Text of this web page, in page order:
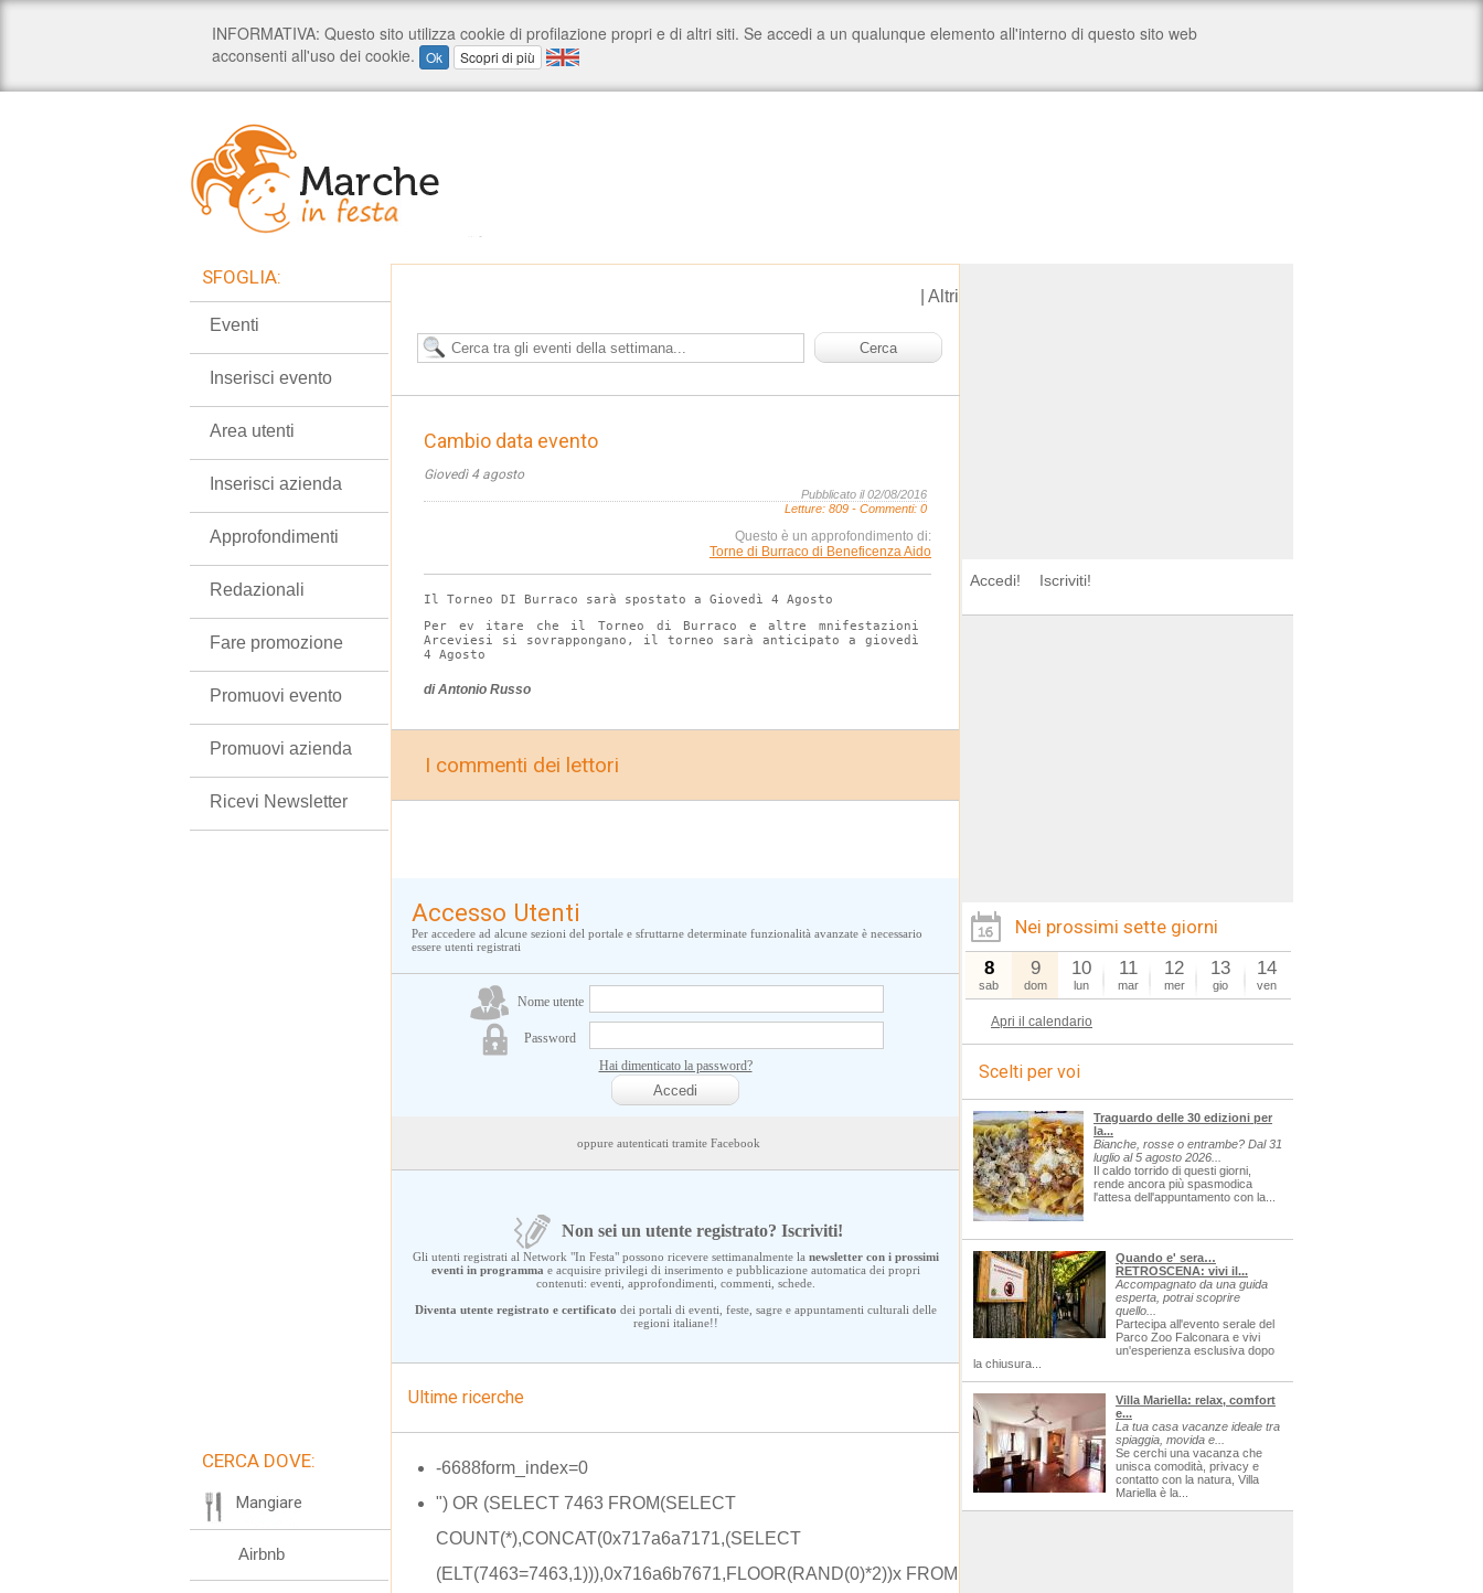
Altri
Cambio data evento
Giovedì 4 agosto
Pubblicato il 02/08/2016
Letture: 809 - Commenti: 0
Questo è un approfondimento di:
Torne di Burraco di Beneficenza Aido
Il Torneo DI Burraco sarà spostato a Giovedì 4 Agosto
Per ev itare che il Torneo di Burraco e altre mnifestazioni
Arceviesi si sovrappongano, il torneo sarà anticipato a giovedì
4 Agosto
di Antonio Russo
I commenti dei lettori
Accesso Utenti
Per accedere ad alcune sezioni del portale e sfruttarne determinate funzionalità avanzate è necessario
essere utenti registrati
Nome utente
Password
Hai dimenticato la password?
oppure autenticati tramite Facebook
Non sei un utente registrato? Iscriviti!
Gli utenti registrati al Network "In Festa" possono ricevere settimanalmente la newsletter con i prossimi
eventi in programma e acquisire privilegi di inserimento e pubblicazione automatica dei propri
contenuti: eventi, approfondimenti, commenti, schede.
Diventa utente registrato e certificato dei portali di eventi, feste, sagre e appuntamenti culturali delle
regioni italiane!!
Ultime ricerche
-6688form_index=0
") OR (SELECT 7463 FROM(SELECT
COUNT(*),CONCAT(0x717a6a7171,(SELECT
(ELT(7463=7463,1))),0x716a6b7671,FLOOR(RAND(0)*2))x FROM
SFOGLIA:
Eventi
Inserisci evento
Area utenti
Inserisci azienda
Approfondimenti
Redazionali
Fare promozione
Promuovi evento
Promuovi azienda
Ricevi Newsletter
CERCA DOVE:
Mangiare
Airbnb
Accedi! Iscriviti!
Nei prossimi sette giorni
8
sab
9
dom
10
lun
11
mar
12
mer
13
gio
14
ven
Apri il calendario
Scelti per voi
Traguardo delle 30 edizioni per
la...
Bianche, rosse o entrambe? Dal 31
luglio al 5 agosto 2026...
Il caldo torrido di questi giorni,
rende ancora più spasmodica
l'attesa dell'appuntamento con la...
Quando e' sera…
RETROSCENA: vivi il...
Accompagnato da una guida
esperta, potrai scoprire
quello...
Partecipa all'evento serale del
Parco Zoo Falconara e vivi
un'esperienza esclusiva dopo
la chiusura...
Villa Mariella: relax, comfort
e...
La tua casa vacanze ideale tra
spiaggia, movida e...
Se cerchi una vacanza che
unisca comodità, privacy e
contatto con la natura, Villa
Mariella è la...